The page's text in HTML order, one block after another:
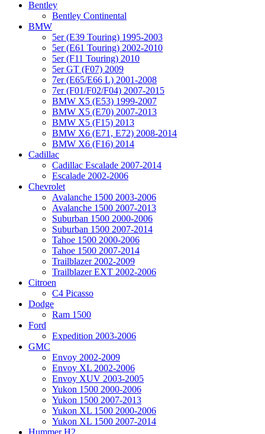
Bentley
Bentley Continental
BMW
5er (E39 Touring) 1995-2003
5er (E61 Touring) 2002-2010
5er (F11 Touring) 2010
5er GT (F07) 2009
7er (E65/E66 L) 2001-2008
7er (F01/F02/F04) 2007-2015
BMW X5 (E53) 1999-2007
BMW X5 (E70) 2007-2013
BMW X5 (F15) 2013
BMW X6 (E71, E72) 2008-2014
BMW X6 (F16) 2014
Cadillac
Cadillac Escalade 2007-2014
Escalade 2002-2006
Chevrolet
Avalanche 1500 2003-2006
Avalanche 1500 2007-2013
Suburban 1500 2000-2006
Suburban 1500 2007-2014
Tahoe 1500 2000-2006
Tahoe 1500 2007-2014
Trailblazer 2002-2009
Trailblazer EXT 2002-2006
Citroen
C4 Picasso
Dodge
Ram 1500
Ford
Expedition 2003-2006
GMC
Envoy 2002-2009
Envoy XL 2002-2006
Envoy XUV 2003-2005
Yukon 1500 2000-2006
Yukon 1500 2007-2013
Yukon XL 1500 2000-2006
Yukon XL 1500 2007-2014